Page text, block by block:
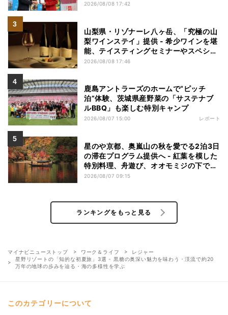
「山ラー」の魅力を発信へ
2026/08/08 17:42
山梨県・リゾナーレ八ヶ岳、「究極の山
梨ワインステイ」提供 - 希少ワインを堪
能、テイスティングセミナーやスペシャ
ルディナーも
2026/08/08 17:46
鹿島アントラーズのホームで“ピッチ
泊”体験、茨城県産野菜の「サステナブ
ルBBQ」も楽しむ特別キャンプ
2026/08/07 15:00 レポート
星のや京都、奥嵐山の秋を愛でる2泊3日
の滞在プログラム提供へ - 紅葉を模した
特別料理、舟遊び、オオモミジの下でお
こなう深呼吸など
2026/08/07 09:15
ランキングをもっと見る
マイナビニューストップ ワーク＆ライフ
レジャー
星野リゾートの「知的な初夏旅」3選 - 黒糖の奥深い魅力を味わう・渓流で約20
万年の地球の歩みを辿る・海の多様性を学ぶ
このカテゴリーについて